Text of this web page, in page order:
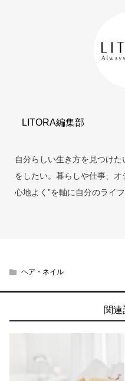
LITORA編集部
自分らしい生き方を見つけ
をしたい。暮らしや仕事、オ
心地よく”を軸に自分のライ
ヘア・ネイル
関連